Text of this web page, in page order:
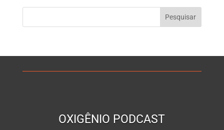
OXIGÊNIO PODCAST